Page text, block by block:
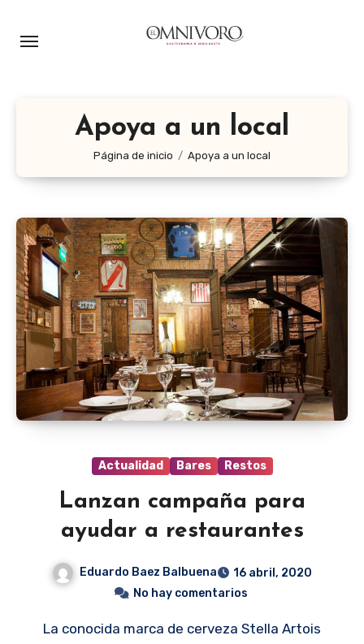
Apoya a un local
Página de inicio Apoya a un local
Actualidad Bares Restos
Lanzan campaña para
ayudar a restaurantes
Eduardo Baez Balbuena
16 abril, 2020
No hay comentarios
La conocida marca de cerveza Stella Artois